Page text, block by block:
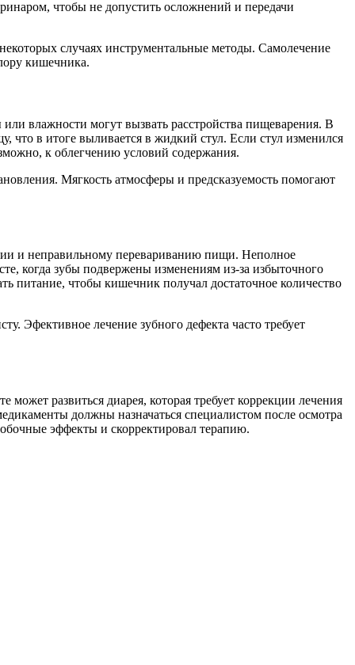
чтобы не допустить осложнений и передачи
случаях инструментальные методы. Самолечение
кишечника.
влажности могут вызвать расстройства пищеварения. В
что в итоге выливается в жидкий стул. Если стул изменился
к облегчению условий содержания.
Мягкость атмосферы и предсказуемость помогают
и неправильному перевариванию пищи. Неполное
когда зубы подвержены изменениям из-за избыточного
питание, чтобы кишечник получал достаточное количество
Эфективное лечение зубного дефекта часто требует
развиться диарея, которая требует коррекции лечения
должны назначаться специалистом после осмотра
эффекты и скорректировал терапию.